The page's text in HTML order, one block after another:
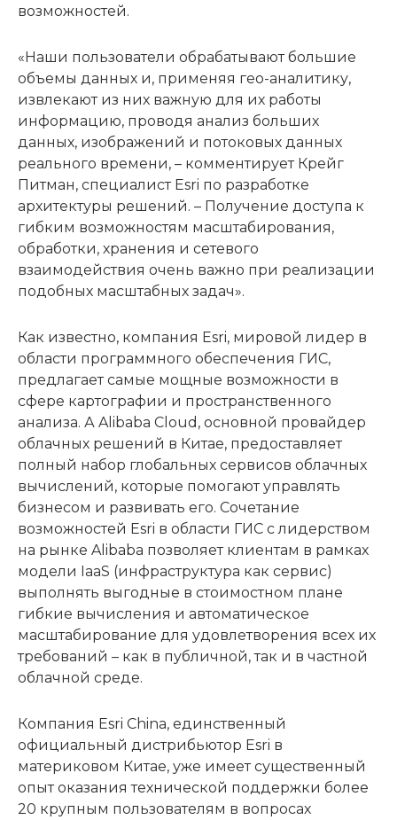
возможностей.
«Наши пользователи обрабатывают большие
объемы данных и, применяя гео-аналитику,
извлекают из них важную для их работы
информацию, проводя анализ больших
данных, изображений и потоковых данных
реального времени, – комментирует Крейг
Питман, специалист Esri по разработке
архитектуры решений. – Получение доступа к
гибким возможностям масштабирования,
обработки, хранения и сетевого
взаимодействия очень важно при реализации
подобных масштабных задач».
Как известно, компания Esri, мировой лидер в
области программного обеспечения ГИС,
предлагает самые мощные возможности в
сфере картографии и пространственного
анализа. А Alibaba Cloud, основной провайдер
облачных решений в Китае, предоставляет
полный набор глобальных сервисов облачных
вычислений, которые помогают управлять
бизнесом и развивать его. Сочетание
возможностей Esri в области ГИС с лидерством
на рынке Alibaba позволяет клиентам в рамках
модели IaaS (инфраструктура как сервис)
выполнять выгодные в стоимостном плане
гибкие вычисления и автоматическое
масштабирование для удовлетворения всех их
требований – как в публичной, так и в частной
облачной среде.
Компания Esri China, единственный
официальный дистрибьютор Esri в
материковом Китае, уже имеет существенный
опыт оказания технической поддержки более
20 крупным пользователям в вопросах